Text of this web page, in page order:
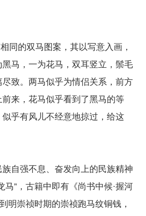
的双马图案，其以写意入画，
马，一为花马，双耳竖立，鬃毛
致。两马似乎为情侣关系，前方
来，花马似乎看到了黑马的等
乎有风儿不经意地掠过，给这
自强不息、奋发向上的民族精神
”，古籍中即有《尚书中候·握河
明崇祯时期的崇祯跑马纹铜钱，